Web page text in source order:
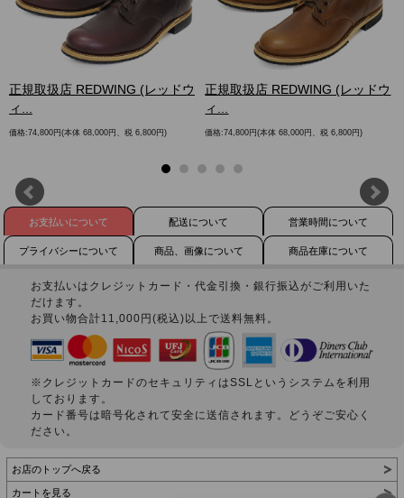
正規取扱店 REDWING (レッドウ
ィ...
価格:74,800円(本体 68,000円、税 6,800円)
正規取扱店 REDWING (レッドウ
ィ...
価格:74,800円(本体 68,000円、税 6,800円)
お支払いについて 配送について 営業時間について
プライバシーについて 商品、画像について 商品在庫について
お支払いはクレジットカード・代金引換・銀行振込がご利用いた
だけます。
お買い物合計11,000円(税込)以上で送料無料。
※クレジットカードのセキュリティはSSLというシステムを利用
しております。
カード番号は暗号化されて安全に送信されます。どうぞご安心く
ださい。
お店のトップへ戻る
カートを見る